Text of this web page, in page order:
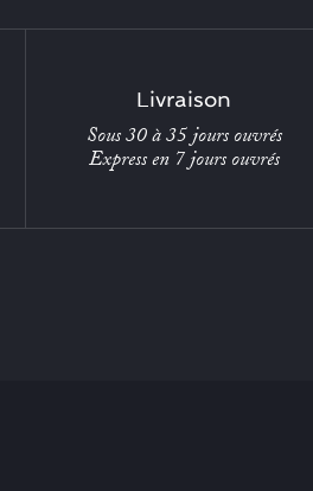
Livraison
Sous 30 à 35 jours ouvrés
Express en 7 jours ouvrés